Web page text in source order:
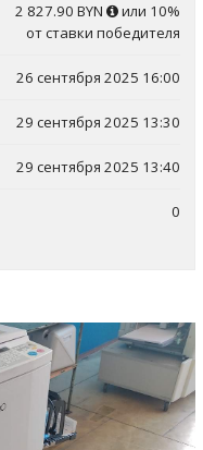
2 827.90 BYN
или 10%
от ставки победителя
26 сентября 2025 16:00
29 сентября 2025 13:30
29 сентября 2025 13:40
0